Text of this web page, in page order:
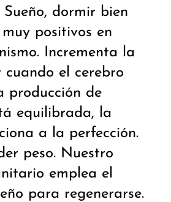
dormir bien
positivos en
Incrementa la
el cerebro
producción de
equilibrada, la
a la perfección.
peso. Nuestro
emplea el
para regenerarse.